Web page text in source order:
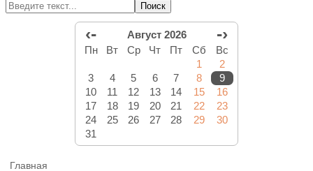
Поиск
‹- Август 2026 -›
Пн Вт Ср Чт Пт Сб
Вс
1
2
3
4 5 6 7 8
9
10
11 12 13 14 15
16
17
18 19 20 21 22
23
24
25 26 27 28 29
30
31
Главная